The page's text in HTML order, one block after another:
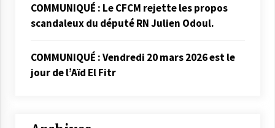
COMMUNIQUÉ : Le CFCM rejette les propos
scandaleux du député RN Julien Odoul.
COMMUNIQUÉ : Vendredi 20 mars 2026 est le
jour de l’Aïd El Fitr